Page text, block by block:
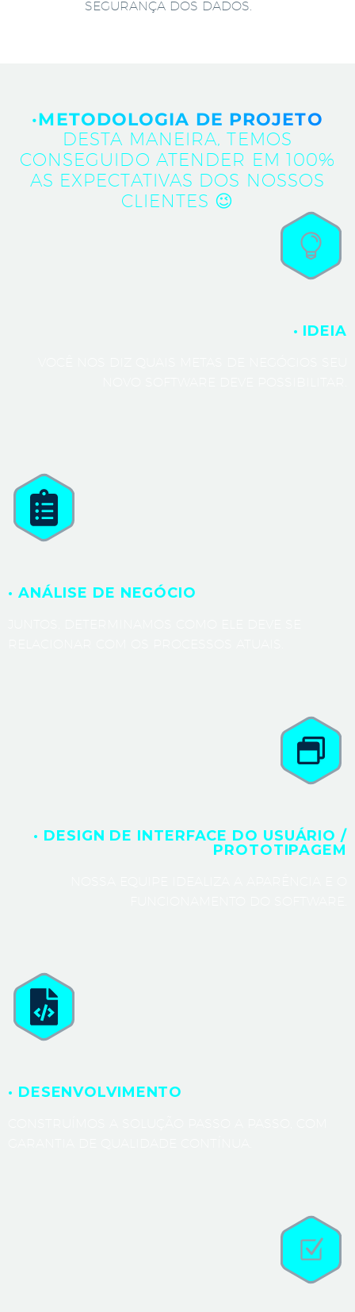
SEGURANÇA DOS DADOS.
·METODOLOGIA DE PROJETO
DESTA MANEIRA, TEMOS
CONSEGUIDO ATENDER EM 100%
AS EXPECTATIVAS DOS NOSSOS
CLIENTES 😉
· IDEIA
· ANÁLISE DE NEGÓCIO
· DESIGN DE INTERFACE DO USUÁRIO /
PROTOTIPAGEM
· DESENVOLVIMENTO